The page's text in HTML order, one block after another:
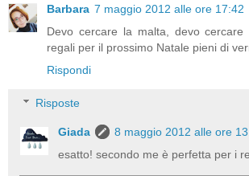
Barbara 7 maggio 2012 alle ore 17:42
Devo cercare la malta, devo cercare
regali per il prossimo Natale pieni di
Rispondi
Risposte
Giada
8 maggio 2012 alle ore
esatto! secondo me è perfetta per i